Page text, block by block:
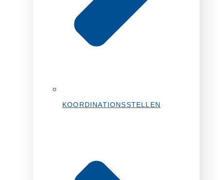
KOORDINATIONSSTELLEN